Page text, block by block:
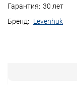
Гарантия: 30 лет
Бренд:
Levenhuk